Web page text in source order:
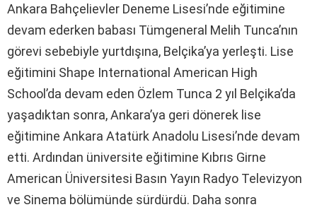
Ankara Bahçelievler Deneme Lisesi’nde eğitimine
devam ederken babası Tümgeneral Melih Tunca’nın
görevi sebebiyle yurtdışına, Belçika’ya yerleşti. Lise
eğitimini Shape International American High
School’da devam eden Özlem Tunca 2 yıl Belçika’da
yaşadıktan sonra, Ankara’ya geri dönerek lise
eğitimine Ankara Atatürk Anadolu Lisesi’nde devam
etti. Ardından üniversite eğitimine Kıbrıs Girne
American Üniversitesi Basın Yayın Radyo Televizyon
ve Sinema bölümünde sürdürdü. Daha sonra